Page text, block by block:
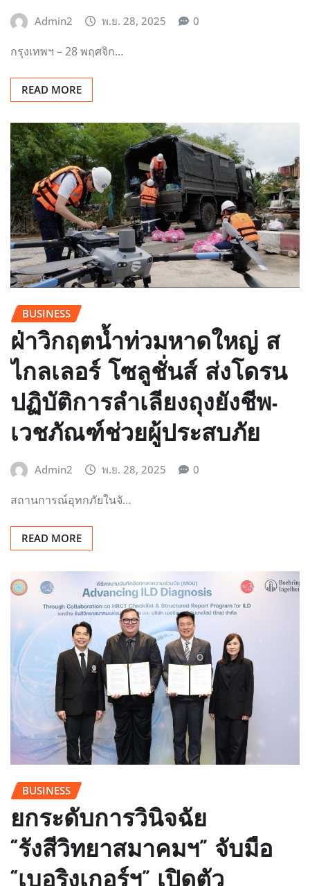
Admin2 พ.ย. 28, 2025 0
กรุงเทพฯ – 28 พฤศจิก…
READ MORE
BUSINESS
ฝ่าวิกฤตน้ำท่วมหาดใหญ่ ส
ไกลเลอร์ โซลูชั่นส์ ส่งโดรน
ปฏิบัติการลำเลียงถุงยังชีพ-
เวชภัณฑ์ช่วยผู้ประสบภัย
Admin2 พ.ย. 28, 2025 0
สถานการณ์อุทกภัยในจั…
READ MORE
BUSINESS
ยกระดับการวินิจฉัย
“รังสีวิทยาสมาคมฯ” จับมือ